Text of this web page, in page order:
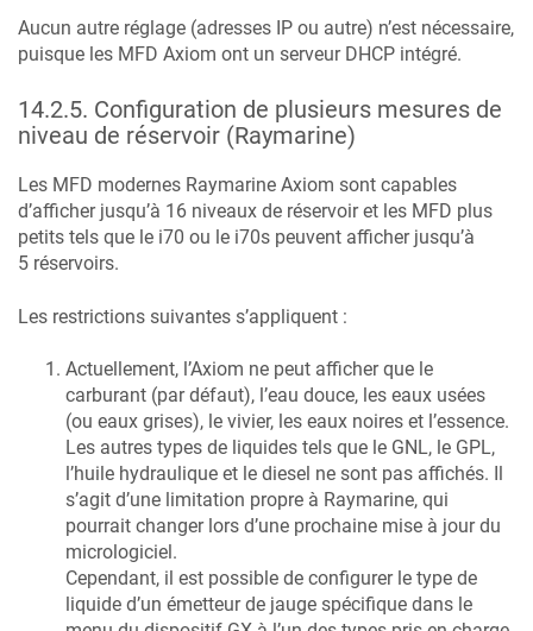
Aucun autre réglage (adresses IP ou autre) n’est nécessaire,
puisque les MFD Axiom ont un serveur DHCP intégré.
14.2.5. Configuration de plusieurs mesures de
niveau de réservoir (Raymarine)
Les MFD modernes Raymarine Axiom sont capables
d’afficher jusqu’à 16 niveaux de réservoir et les MFD plus
petits tels que le i70 ou le i70s peuvent afficher jusqu’à
5 réservoirs.
Les restrictions suivantes s’appliquent :
Actuellement, l’Axiom ne peut afficher que le
carburant (par défaut), l’eau douce, les eaux usées
(ou eaux grises), le vivier, les eaux noires et l’essence.
Les autres types de liquides tels que le GNL, le GPL,
l’huile hydraulique et le diesel ne sont pas affichés. Il
s’agit d’une limitation propre à Raymarine, qui
pourrait changer lors d’une prochaine mise à jour du
micrologiciel.
Cependant, il est possible de configurer le type de
liquide d’un émetteur de jauge spécifique dans le